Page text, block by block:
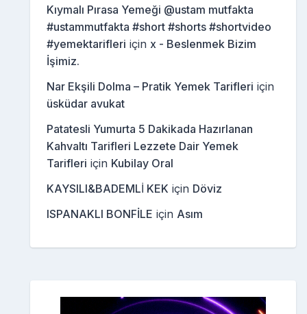
Kıymalı Pırasa Yemeği @ustam mutfakta
#ustammutfakta #short #shorts #shortvideo
#yemektarifleri için x - Beslenmek Bizim
İşimiz.
Nar Ekşili Dolma – Pratik Yemek Tarifleri için
üsküdar avukat
Patatesli Yumurta 5 Dakikada Hazırlanan
Kahvaltı Tarifleri Lezzete Dair Yemek
Tarifleri için Kubilay Oral
KAYSILI&BADEMLİ KEK için Döviz
ISPANAKLI BONFİLE için Asım